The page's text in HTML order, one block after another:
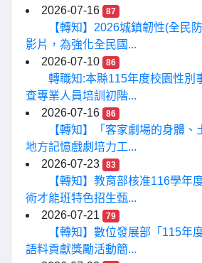
2026-07-16
87
【轉知】2026城鎮韌性(全民
影片，為強化全民國...
2026-07-10
86
轉職知:本縣115年度校園性別
查專業人員培訓初階...
2026-07-16
86
【轉知】「客家劇場的身體、
地方記憶戲劇培力工...
2026-07-23
83
【轉知】教育部核准116學年
術才能班特色招生甄...
2026-07-21
79
【轉知】數位發展部「115年
語料貢獻獎勵活動簡...